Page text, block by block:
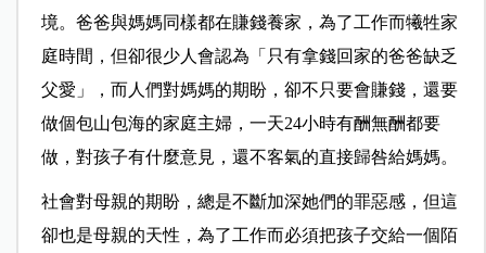
境。爸爸與媽媽同樣都在賺錢養家，為了工作而犧牲家
庭時間，但卻很少人會認為「只有拿錢回家的爸爸缺乏
父愛」，而人們對媽媽的期盼，卻不只要會賺錢，還要
做個包山包海的家庭主婦，一天24小時有酬無酬都要
做，對孩子有什麼意見，還不客氣的直接歸咎給媽媽。
社會對母親的期盼，總是不斷加深她們的罪惡感，但這
卻也是母親的天性，為了工作而必須把孩子交給一個陌